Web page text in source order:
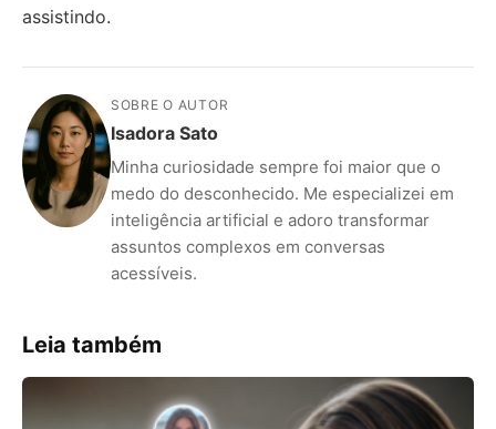
assistindo.
SOBRE O AUTOR
Isadora Sato
Minha curiosidade sempre foi maior que o
medo do desconhecido. Me especializei em
inteligência artificial e adoro transformar
assuntos complexos em conversas
acessíveis.
Leia também